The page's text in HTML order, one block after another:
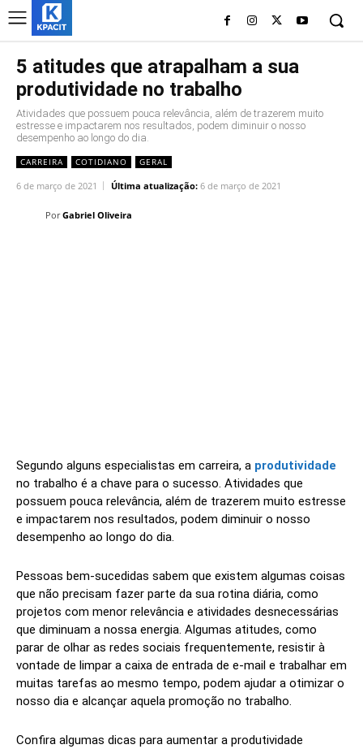
5 atitudes que atrapalham a sua
produtividade no trabalho
Atividades que possuem pouca relevância, além de trazerem muito
estresse e impactarem nos resultados, podem diminuir o nosso
desempenho ao longo do dia.
CARREIRA COTIDIANO GERAL
6 de março de 2021 Última atualização: 6 de março de 2021
Por Gabriel Oliveira
Segundo alguns especialistas em carreira, a produtividade
no trabalho é a chave para o sucesso. Atividades que
possuem pouca relevância, além de trazerem muito estresse
e impactarem nos resultados, podem diminuir o nosso
desempenho ao longo do dia.
Pessoas bem-sucedidas sabem que existem algumas coisas
que não precisam fazer parte da sua rotina diária, como
projetos com menor relevância e atividades desnecessárias
que diminuam a nossa energia. Algumas atitudes, como
parar de olhar as redes sociais frequentemente, resistir à
vontade de limpar a caixa de entrada de e-mail e trabalhar em
muitas tarefas ao mesmo tempo, podem ajudar a otimizar o
nosso dia e alcançar aquela promoção no trabalho.
Confira algumas dicas para aumentar a produtividade